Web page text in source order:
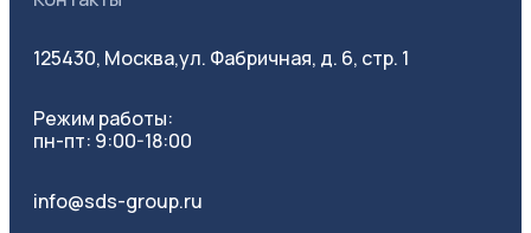
125430, Москва,ул. Фабричная, д. 6, стр. 1
Режим работы:
пн-пт: 9:00-18:00
info@sds-group.ru